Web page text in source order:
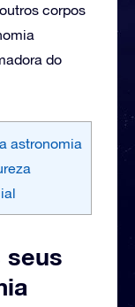
corpos
do
astronomia
seus